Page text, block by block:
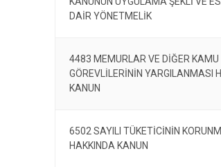
DAİR YÖNETMELİK
4483 MEMURLAR VE DİĞER KAMU
GÖREVLİLERİNİN YARGILANMASI
KANUN
6502 SAYILI TÜKETİCİNİN
HAKKINDA KANUN